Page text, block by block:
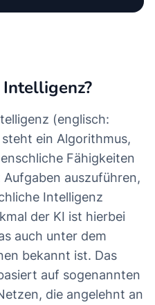
(englisch:
ein Algorithmus,
Fähigkeiten
auszuführen,
Intelligenz
der KI ist hierbei
auch unter dem
bekannt ist. Das
auf sogenannten
die angelehnt an